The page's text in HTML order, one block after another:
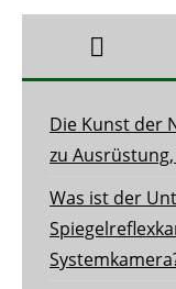
Die Kunst der
zu
Was ist der